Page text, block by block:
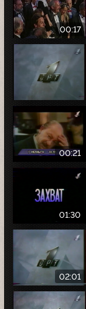
00:17
00:21
01:30
02:01